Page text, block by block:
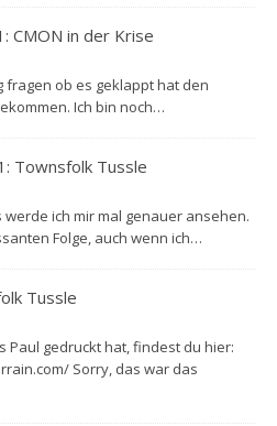
CMON in der Krise
fragen ob es geklappt hat den
Ich bin noch…
Townsfolk Tussle
werde ich mir mal genauer ansehen.
Folge, auch wenn ich…
Tussle
Paul gedruckt hat, findest du hier:
Sorry, das war das